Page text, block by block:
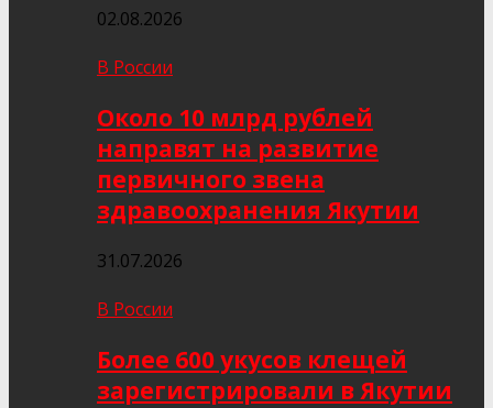
02.08.2026
В России
Около 10 млрд рублей
направят на развитие
первичного звена
здравоохранения Якутии
31.07.2026
В России
Более 600 укусов клещей
зарегистрировали в Якутии